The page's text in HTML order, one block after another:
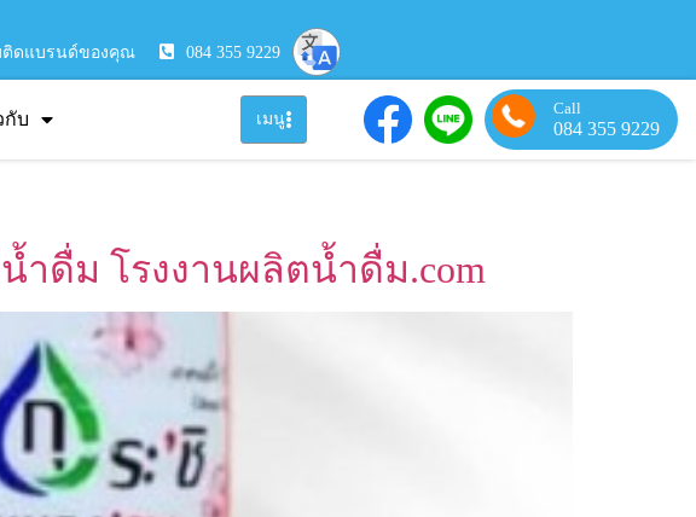
ติดแบรนด์ของคุณ 084 355 9229
กับ เมนู
Call
084 355 9229
ดื่ม โรงงานผลิตน้ำดื่ม.com